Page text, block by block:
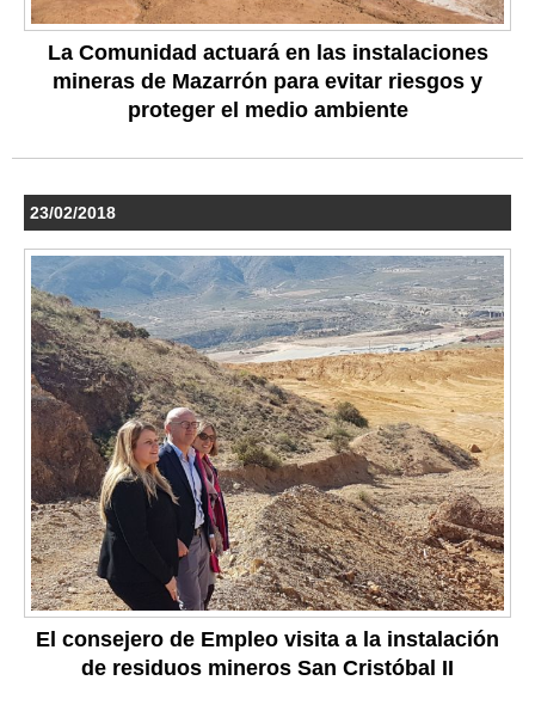
La Comunidad actuará en las instalaciones
mineras de Mazarrón para evitar riesgos y
proteger el medio ambiente
23/02/2018
El consejero de Empleo visita a la instalación
de residuos mineros San Cristóbal II